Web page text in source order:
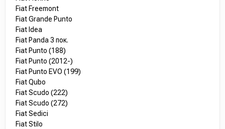
Fiat Freemont
Fiat Grande Punto
Fiat Idea
Fiat Panda 3 пок.
Fiat Punto (188)
Fiat Punto (2012-)
Fiat Punto EVO (199)
Fiat Qubo
Fiat Scudo (222)
Fiat Scudo (272)
Fiat Sedici
Fiat Stilo